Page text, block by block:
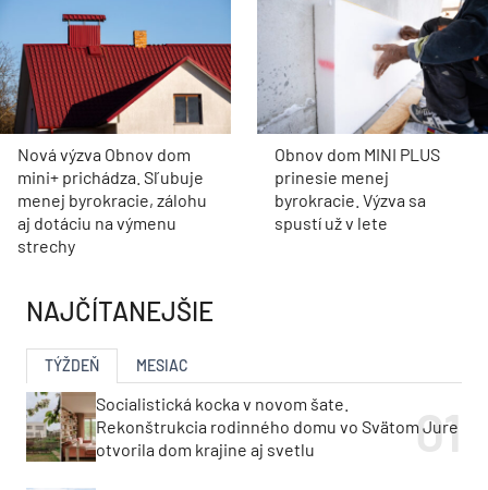
Nová výzva Obnov dom
mini+ prichádza. Sľubuje
menej byrokracie, zálohu
aj dotáciu na výmenu
strechy
Obnov dom MINI PLUS
prinesie menej
byrokracie. Výzva sa
spustí už v lete
NAJČÍTANEJŠIE
TÝŽDEŇ MESIAC
Socialistická kocka v novom šate.
Rekonštrukcia rodinného domu vo Svätom Jure
otvorila dom krajine aj svetlu